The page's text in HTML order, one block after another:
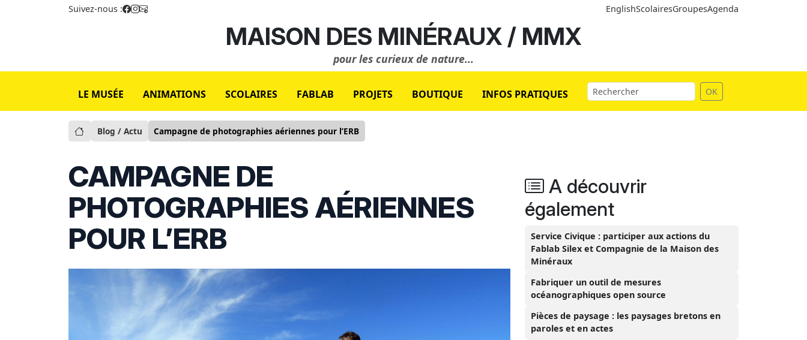
Suivez-nous : EnglishScolairesGroupesAgenda
MAISON DES MINÉRAUX / MMX
pour les curieux de nature...
LE MUSÉE ANIMATIONS SCOLAIRES FABLAB PROJETS BOUTIQUE INFOS PRATIQUES OK
Blog / Actu Campagne de photographies aériennes pour l’ERB
CAMPAGNE DE
PHOTOGRAPHIES AÉRIENNES
POUR L’ERB
A découvrir
également
Service Civique : participer aux actions du
Fablab Silex et Compagnie de la Maison des
Minéraux
Fabriquer un outil de mesures
océanographiques open source
Pièces de paysage : les paysages bretons en
paroles et en actes